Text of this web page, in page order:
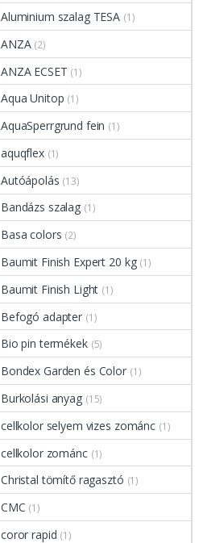
Aluminium szalag TESA (1)
ANZA (2)
ANZA ECSET (1)
Aqua Unitop (1)
AquaSperrgrund fein (1)
aquqflex (1)
Autóápolás (13)
Bandázs szalag (1)
Basa colors (2)
Baumit Finish Expert 20 kg (1)
Baumit Finish Light (1)
Befogó adapter (1)
Bio pin termékek (5)
Bondex Garden és Color (1)
Burkolási anyag (15)
cellkolor selyem vizes zománc (1)
cellkolor zománc (1)
Christal tömítő ragasztó (1)
CMC (1)
coror rapid (1)